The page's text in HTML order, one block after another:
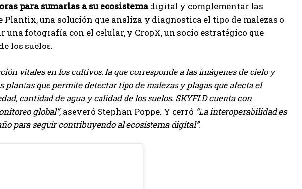
para sumarlas a su ecosistemadigital y complementar las
Plantix, una solución que analiza y diagnostica el tipo de malezas o
una fotografía con el celular, y CropX, un socio estratégico que
los suelos.
vitales en los cultivos: la que corresponde a las imágenes de cielo y
que permite detectar tipo de malezas y plagas que afecta el
cantidad de agua y calidad de los suelos. SKYFLD cuenta con
global”, aseveró Stephan Poppe. Y cerró “La interoperabilidad es
para seguir contribuyendo al ecosistema digital”.